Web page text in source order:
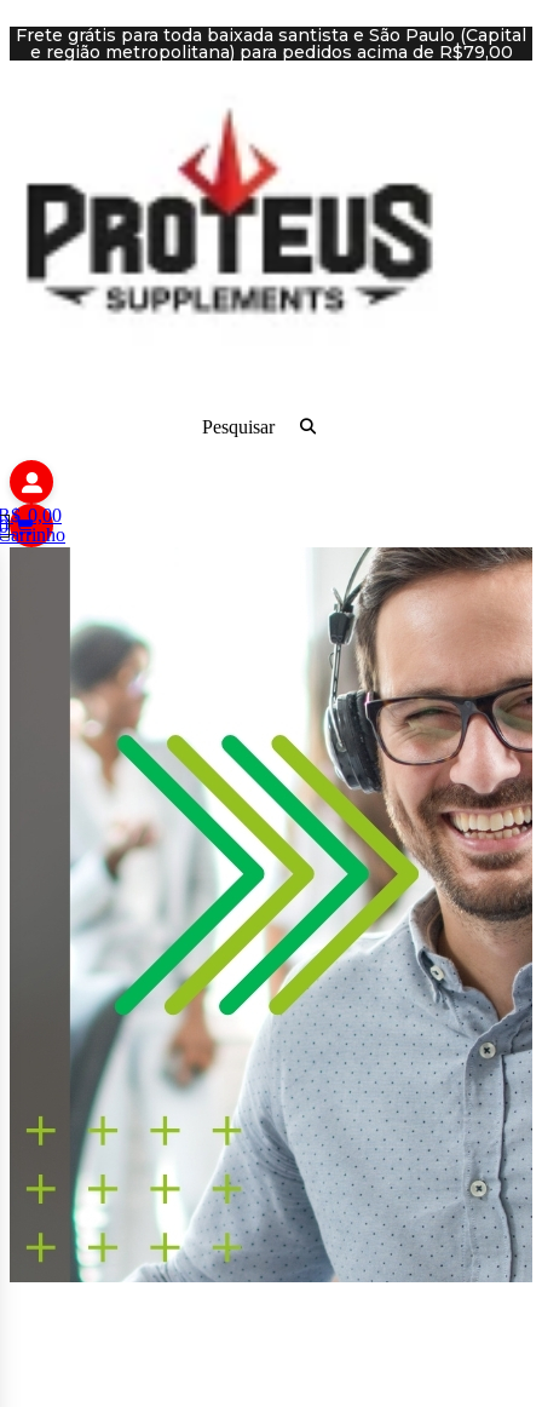
para
o
Frete grátis para toda baixada santista e São Paulo (Capital
e região metropolitana) para pedidos acima de R$79,00
Pesquisar
0,00
0